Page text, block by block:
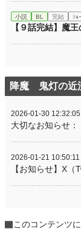
小説 BL 完結 ｼｮ
【９話完結】魔
降魔 鬼灯の近
2026-01-30 12:32:05
大切なお知らせ
2026-01-21 10:50:11
【お知らせ】X（
このコンテンツ